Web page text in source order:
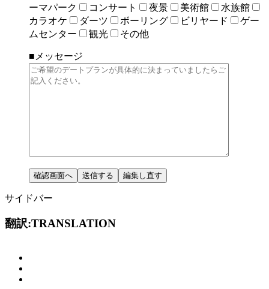
ーマパーク
コンサート 夜景 美術館
水族館
カラオケ
ダーツ ボーリング ビリヤード
ゲー
ムセンター
観光 その他
■メッセージ
サイドバー
翻訳:TRANSLATION